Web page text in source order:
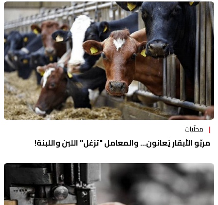
منوعات
محلّيات
مربّو الأبقار يُعانون... والمعامل "تزغل" اللبن واللبنة!